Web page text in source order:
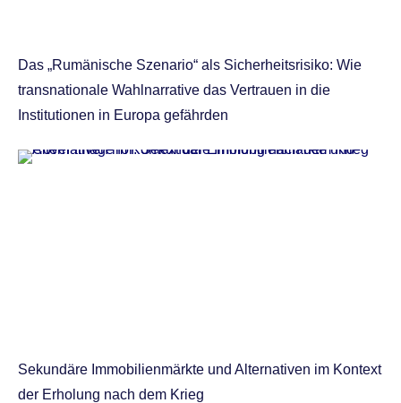
Das „Rumänische Szenario“ als Sicherheitsrisiko: Wie
transnationale Wahlnarrative das Vertrauen in die
Institutionen in Europa gefährden
Sekundäre Immobilienmärkte und Alternativen im Kontext
der Erholung nach dem Krieg